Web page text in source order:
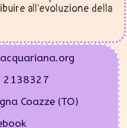
all'evoluzione della
2138327
Coazze (TO)